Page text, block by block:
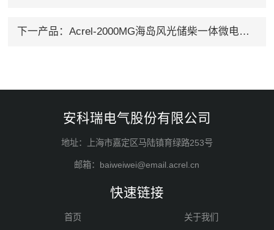
下一产品： Acrel-2000MG海岛风光储柴一体微电网系统
安科瑞电气股份有限公司
地址：上海市嘉定区马陆镇育绿路253号
邮箱：baiweiwei@email.acrel.cn
快速链接
首页 关于我们